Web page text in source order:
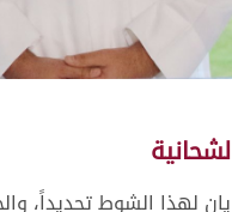
لهذا الشوط تحديداً،